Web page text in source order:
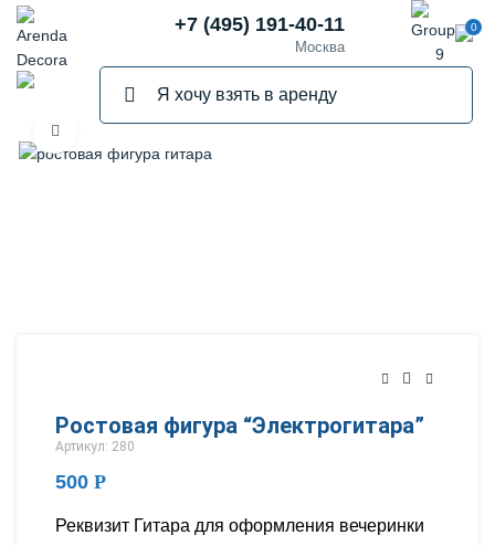
+7 (495) 191-40-11
Москва
0
Ростовая фигура “Электрогитара”
Артикул: 280
500 Р
Реквизит Гитара для оформления вечеринки